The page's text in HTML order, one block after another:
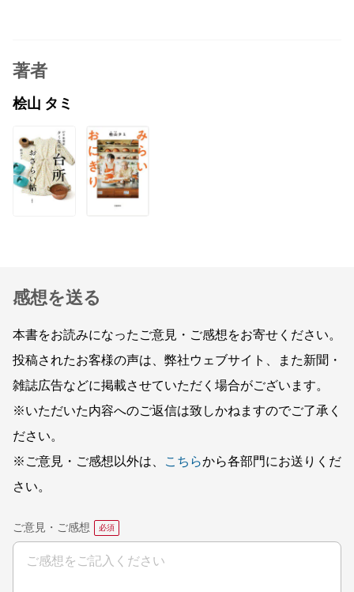
著者
桧山 タミ
感想を送る
本書をお読みになったご意見・ご感想をお寄せください。
投稿されたお客様の声は、弊社ウェブサイト、また新聞・
雑誌広告などに掲載させていただく場合がございます。
※いただいた内容へのご返信は致しかねますのでご了承く
ださい。
※ご意見・ご感想以外は、
こちらから各部門にお送りくだ
さい。
ご意見・ご感想